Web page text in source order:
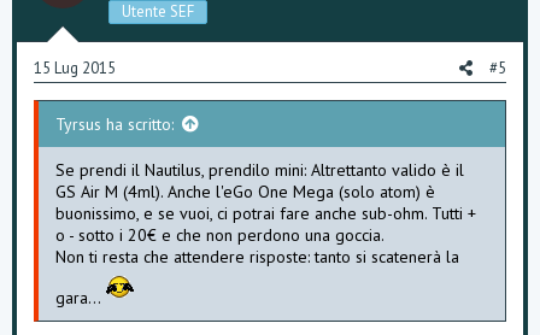
t
e
Utente SEF
15 Lug 2015 #5
Tyrsus ha scritto:
Se prendi il Nautilus, prendilo mini: Altrettanto valido è il
GS Air M (4ml). Anche l'eGo One Mega (solo atom) è
buonissimo, e se vuoi, ci potrai fare anche sub-ohm. Tutti +
o - sotto i 20€ e che non perdono una goccia.
Non ti resta che attendere risposte: tanto si scatenerà la
gara...